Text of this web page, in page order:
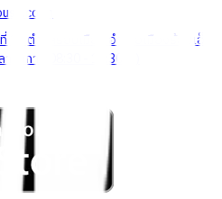
19 ตำบลรอบเมือง อำเภอเมืองร้อยเอ็ด
ทำการ 08:30 - 17:30 น.)